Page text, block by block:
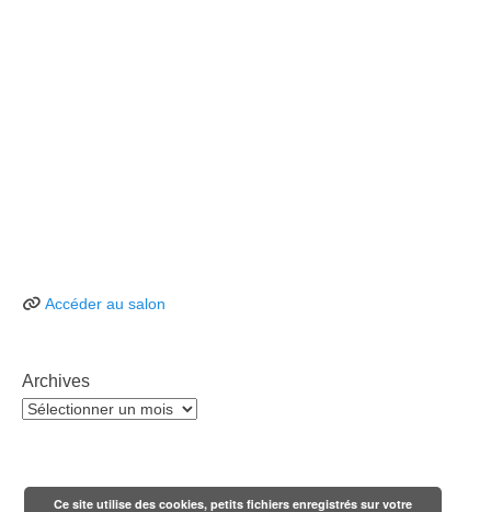
Accéder au salon
Archives
Archives
Ce site utilise des cookies, petits fichiers enregistrés sur votre